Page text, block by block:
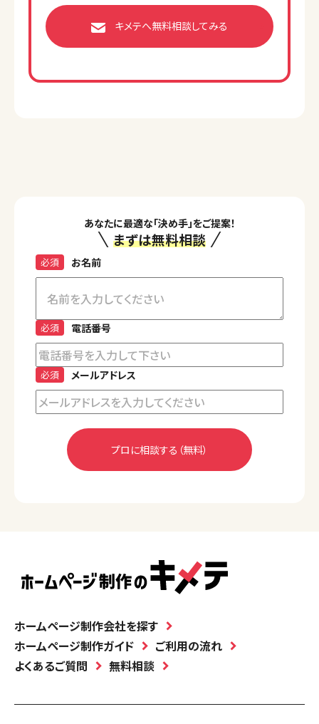
キメテへ無料相談してみる
あなたに最適な「決め手」をご提案！
まずは無料相談
お名前
必須
電話番号
必須
メールアドレス
必須
ホームページ制作会社を探す
ホームページ制作ガイド
ご利用の流れ
よくあるご質問
無料相談